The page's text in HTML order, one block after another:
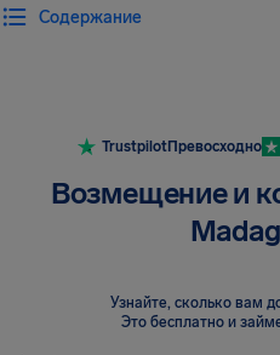
Содержание
TrustpilotПревосходно
Возмещение и
Узнайте, сколько вам
Это бесплатно и